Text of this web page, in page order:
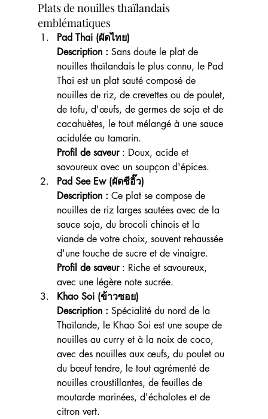
Plats de nouilles thaïlandais
emblématiques
Pad Thai (ผัดไทย)
Description : Sans doute le plat de
nouilles thaïlandais le plus connu, le Pad
Thai est un plat sauté composé de
nouilles de riz, de crevettes ou de poulet,
de tofu, d'œufs, de germes de soja et de
cacahuètes, le tout mélangé à une sauce
acidulée au tamarin.
Profil de saveur : Doux, acide et
savoureux avec un soupçon d'épices.
Pad See Ew (ผัดซีอิ๊ว)
Description : Ce plat se compose de
nouilles de riz larges sautées avec de la
sauce soja, du brocoli chinois et la
viande de votre choix, souvent rehaussée
d'une touche de sucre et de vinaigre.
Profil de saveur : Riche et savoureux,
avec une légère note sucrée.
Khao Soi (ข้าวซอย)
Description : Spécialité du nord de la
Thaïlande, le Khao Soi est une soupe de
nouilles au curry et à la noix de coco,
avec des nouilles aux œufs, du poulet ou
du bœuf tendre, le tout agrémenté de
nouilles croustillantes, de feuilles de
moutarde marinées, d'échalotes et de
citron vert.